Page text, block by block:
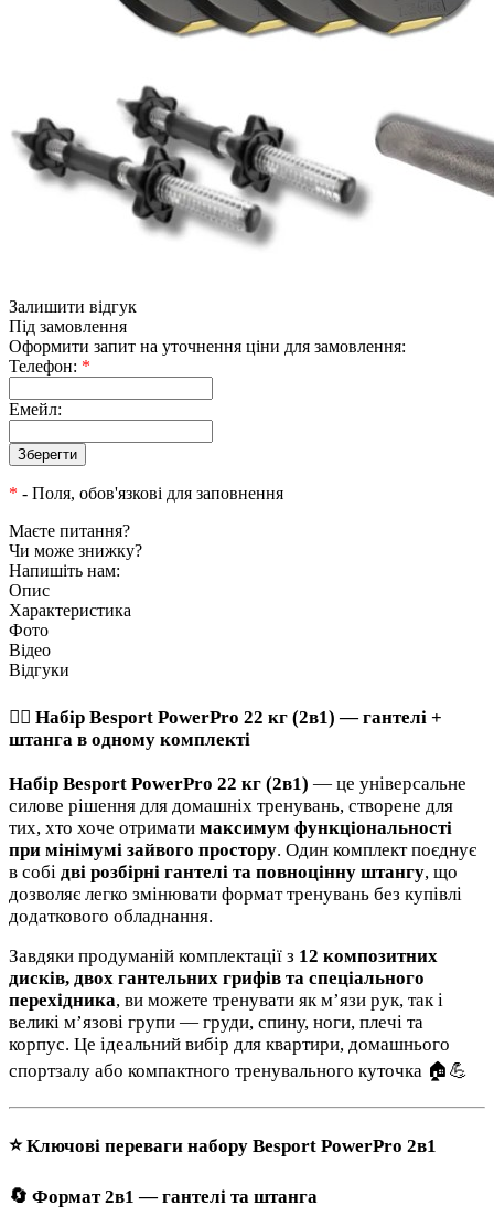
Залишити відгук
Під замовлення
Оформити запит на уточнення ціни для замовлення:
Телефон: *
Емейл:
* - Поля, обов'язкові для заповнення
Маєте питання?
Чи може знижку?
Напишіть нам:
Опис
Характеристика
Фото
Відео
Відгуки
🏋️‍♂️ Набір Besport PowerPro 22 кг (2в1) — гантелі +
штанга в одному комплекті
Набір Besport PowerPro 22 кг (2в1) — це універсальне
силове рішення для домашніх тренувань, створене для
тих, хто хоче отримати максимум функціональності
при мінімумі зайвого простору. Один комплект поєднує
в собі дві розбірні гантелі та повноцінну штангу, що
дозволяє легко змінювати формат тренувань без купівлі
додаткового обладнання.
Завдяки продуманій комплектації з 12 композитних
дисків, двох гантельних грифів та спеціального
перехідника, ви можете тренувати як м’язи рук, так і
великі м’язові групи — груди, спину, ноги, плечі та
корпус. Це ідеальний вибір для квартири, домашнього
спортзалу або компактного тренувального куточка 🏠💪
⭐ Ключові переваги набору Besport PowerPro 2в1
🔄 Формат 2в1 — гантелі та штанга